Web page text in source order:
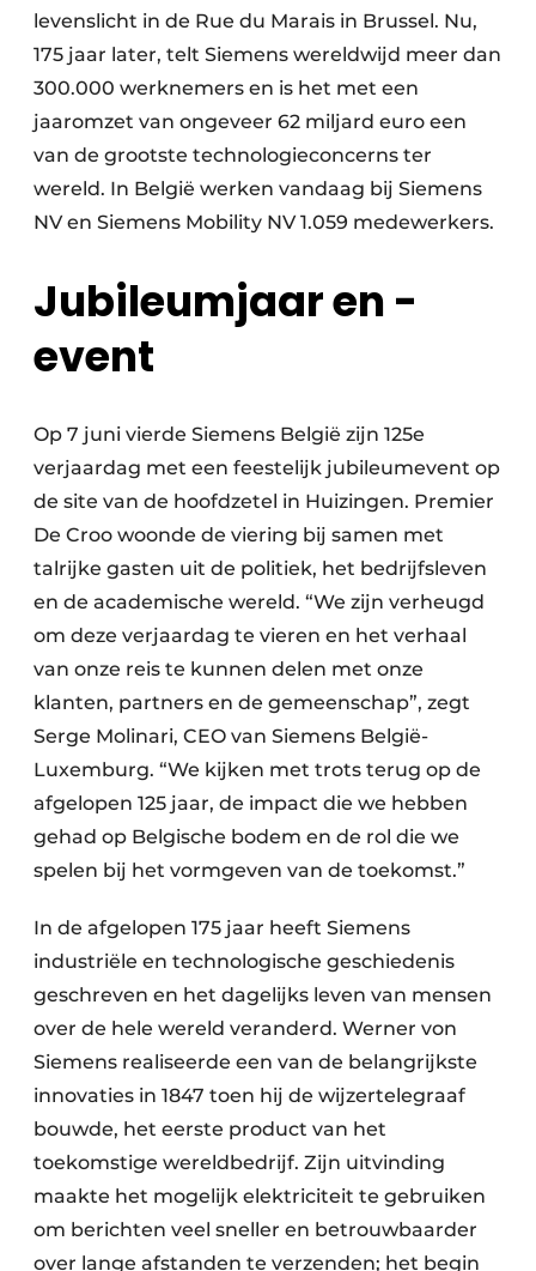
levenslicht in de Rue du Marais in Brussel. Nu,
175 jaar later, telt Siemens wereldwijd meer dan
300.000 werknemers en is het met een
jaaromzet van ongeveer 62 miljard euro een
van de grootste technologieconcerns ter
wereld. In België werken vandaag bij Siemens
NV en Siemens Mobility NV 1.059 medewerkers.
Jubileumjaar en -
event
Op 7 juni vierde Siemens België zijn 125e
verjaardag met een feestelijk jubileumevent op
de site van de hoofdzetel in Huizingen. Premier
De Croo woonde de viering bij samen met
talrijke gasten uit de politiek, het bedrijfsleven
en de academische wereld. “We zijn verheugd
om deze verjaardag te vieren en het verhaal
van onze reis te kunnen delen met onze
klanten, partners en de gemeenschap”, zegt
Serge Molinari, CEO van Siemens België-
Luxemburg. “We kijken met trots terug op de
afgelopen 125 jaar, de impact die we hebben
gehad op Belgische bodem en de rol die we
spelen bij het vormgeven van de toekomst.”
In de afgelopen 175 jaar heeft Siemens
industriële en technologische geschiedenis
geschreven en het dagelijks leven van mensen
over de hele wereld veranderd. Werner von
Siemens realiseerde een van de belangrijkste
innovaties in 1847 toen hij de wijzertelegraaf
bouwde, het eerste product van het
toekomstige wereldbedrijf. Zijn uitvinding
maakte het mogelijk elektriciteit te gebruiken
om berichten veel sneller en betrouwbaarder
over lange afstanden te verzenden; het begin